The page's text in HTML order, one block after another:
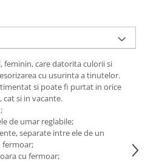
feminin, care datorita culorii si
cu usurinta a tinutelor.
si poate fi purtat in orice
si in vacante.
de umar reglabile;
separate intre ele de un
fermoar;
cu fermoar;